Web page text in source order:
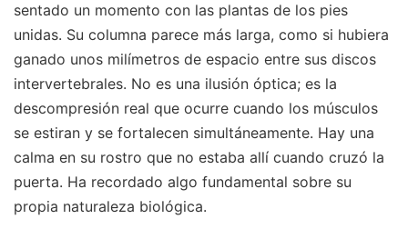
sentado un momento con las plantas de los pies
unidas. Su columna parece más larga, como si hubiera
ganado unos milímetros de espacio entre sus discos
intervertebrales. No es una ilusión óptica; es la
descompresión real que ocurre cuando los músculos
se estiran y se fortalecen simultáneamente. Hay una
calma en su rostro que no estaba allí cuando cruzó la
puerta. Ha recordado algo fundamental sobre su
propia naturaleza biológica.